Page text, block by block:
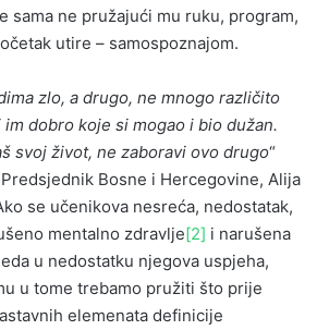
sama ne pružajući mu ruku, program,
utire – samospoznajom.
zlo, a drugo, ne mnogo različito
im dobro koje si mogao i bio dužan.
š svoj život, ne zaboravi ovo drugo“
Bosne i Hercegovine, Alija
se učenikova nesreća, nedostatak,
mentalno zdravlje[2] i narušena
u nedostatku njegova uspjeha,
u tome trebamo pružiti što prije
elemenata definicije